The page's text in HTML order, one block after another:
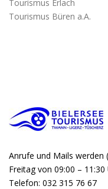
Tourismus Erlach
Tourismus Büren a.A.
Anrufe und Mails
Freitag von 09:00 –
Telefon: 032 315 76 67